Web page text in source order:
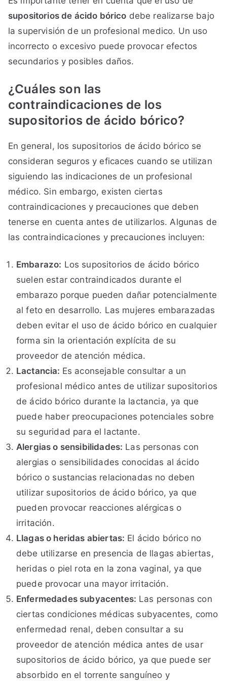
supositorios de ácido bórico debe realizarse bajo
la supervisión de un profesional medico. Un uso
incorrecto o excesivo puede provocar efectos
secundarios y posibles daños.
¿Cuáles son las
contraindicaciones de los
supositorios de ácido bórico?
En general, los supositorios de ácido bórico se
consideran seguros y eficaces cuando se utilizan
siguiendo las indicaciones de un profesional
médico. Sin embargo, existen ciertas
contraindicaciones y precauciones que deben
tenerse en cuenta antes de utilizarlos. Algunas de
las contraindicaciones y precauciones incluyen:
Embarazo: Los supositorios de ácido bórico
suelen estar contraindicados durante el
embarazo porque pueden dañar potencialmente
al feto en desarrollo. Las mujeres embarazadas
deben evitar el uso de ácido bórico en cualquier
forma sin la orientación explícita de su
proveedor de atención médica.
Lactancia: Es aconsejable consultar a un
profesional médico antes de utilizar supositorios
de ácido bórico durante la lactancia, ya que
puede haber preocupaciones potenciales sobre
su seguridad para el lactante.
Alergias o sensibilidades: Las personas con
alergias o sensibilidades conocidas al ácido
bórico o sustancias relacionadas no deben
utilizar supositorios de ácido bórico, ya que
pueden provocar reacciones alérgicas o
irritación.
Llagas o heridas abiertas: El ácido bórico no
debe utilizarse en presencia de llagas abiertas,
heridas o piel rota en la zona vaginal, ya que
puede provocar una mayor irritación.
Enfermedades subyacentes: Las personas con
ciertas condiciones médicas subyacentes, como
enfermedad renal, deben consultar a su
proveedor de atención médica antes de usar
supositorios de ácido bórico, ya que puede ser
absorbido en el torrente sanguíneo y